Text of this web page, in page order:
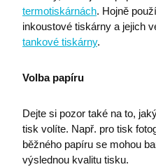
termotiskárnách. Hojně
inkoustové tiskárny a jejich
tankové tiskárny.
Volba papíru
​Dejte si pozor také na to,
tisk volíte. Např. pro tisk
běžného papíru se mohou
výslednou kvalitu tisku.